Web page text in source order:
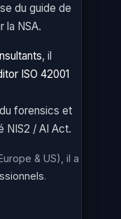
du guide de
la NSA.
, il
ISO 42001
forensics et
NIS2 / AI Act.
& US), il a
.